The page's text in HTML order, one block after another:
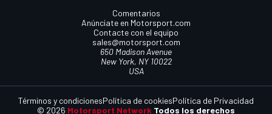
Comentarios
Anúnciate en Motorsport.com
Contacte con el equipo
sales@motorsport.com
650 Madison Avenue
New York, NY 10022
USA
© 2026 Motorsport Network Todos los derechos
Términos y condicionesPolítica de cookiesPolítica de Privacidad